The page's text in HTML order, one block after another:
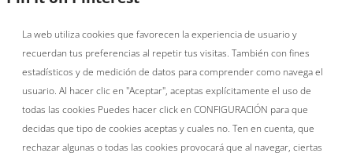
La web utiliza cookies que favorecen la experiencia de usuario y
recuerdan tus preferencias al repetir tus visitas. También con fines
estadísticos y de medición de datos para comprender como navega el
usuario. Al hacer clic en "Aceptar", aceptas explícitamente el uso de
todas las cookies Puedes hacer click en CONFIGURACIÓN para que
decidas que tipo de cookies aceptas y cuales no. Ten en cuenta, que
rechazar algunas o todas las cookies provocará que al navegar, ciertas